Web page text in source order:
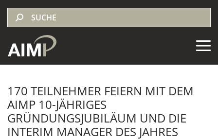
170 TEILNEHMER FEIERN MIT DEM
AIMP 10-JÄHRIGES
GRÜNDUNGSJUBILÄUM UND DIE
INTERIM MANAGER DES JAHRES